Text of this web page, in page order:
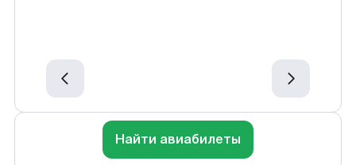
Найти авиабилеты